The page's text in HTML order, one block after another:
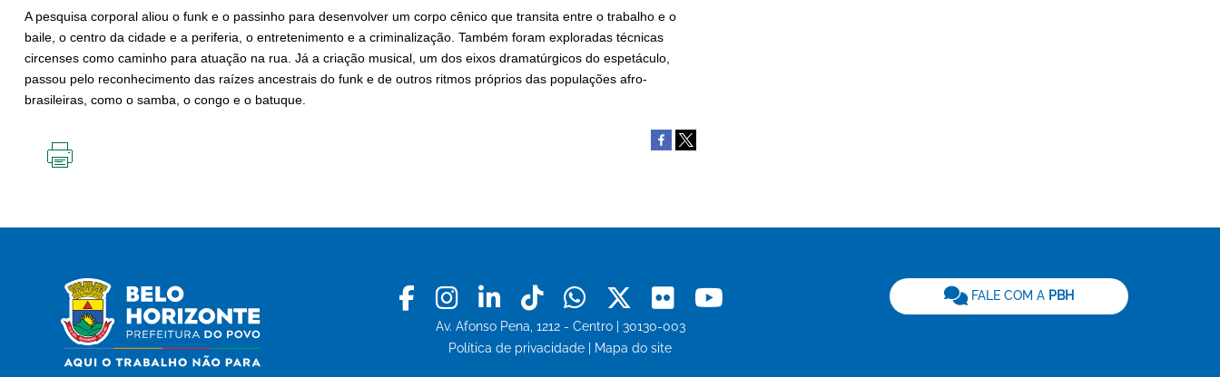
A pesquisa corporal aliou o funk e o passinho para desenvolver um corpo cênico que transita entre o trabalho e o
baile, o centro da cidade e a periferia, o entretenimento e a criminalização. Também foram exploradas técnicas
circenses como caminho para atuação na rua. Já a criação musical, um dos eixos dramatúrgicos do espetáculo,
passou pelo reconhecimento das raízes ancestrais do funk e de outros ritmos próprios das populações afro-
brasileiras, como o samba, o congo e o batuque.
Facebook
Instagram
LinkedinTiktokWhatsapp
X Flickr
Av. Afonso Pena, 1212 - Centro | 30130-003
Política de privacidade
Mapa do site
FALE COM A PBH